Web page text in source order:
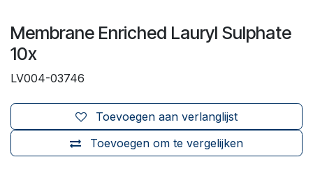
Membrane Enriched Lauryl Sulphate
10x
LV004-03746
Toevoegen om te vergelijken
Toevoegen aan verlanglijst